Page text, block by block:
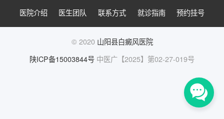
医院介绍 医生团队 联系方式 就诊指南 预约挂号
© 2020 山阳县白癜风医院
陕ICP备15003844号 中医广【2025】第02-27-019号